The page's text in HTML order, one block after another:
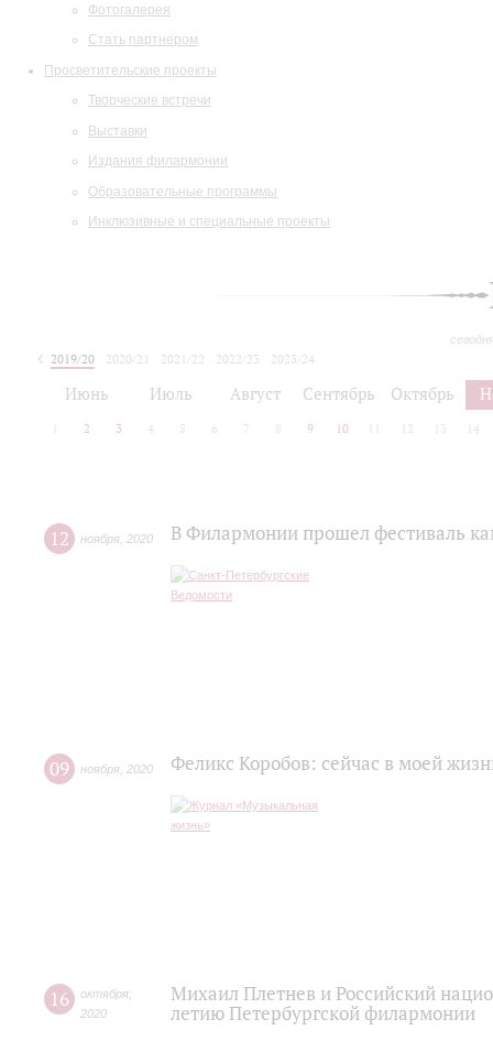
Фотогалерея
Стать партнером
Просветительские проекты
Творческие встречи
Выставки
Издания филармонии
Образовательные программы
Инклюзивные и специальные проекты
2019/20 2020/21 2021/22 2022/23
2023/24
Июнь Июль Август Сентябрь Октябрь
2 3 4 5 6 7 8 9 10 12 13 14
12 ноября 2020 В Филармонии прошел фестиваль
09 ноября 2020 Феликс Коробов: сейчас в моей
16 октября
2020
Михаил Плетнев и Российский
летию Петербургской филармонии